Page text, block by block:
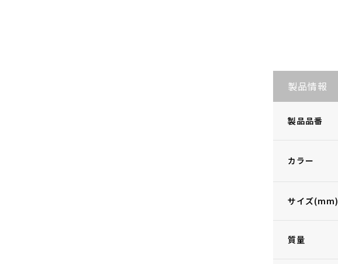
製品情報
製品品番
カラー
サイズ(mm)
質量